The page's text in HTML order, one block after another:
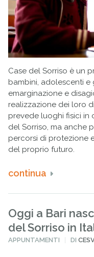
Case del Sorriso è un
bambini, adolescenti e
emarginazione e
realizzazione dei loro
prevede luoghi fisici in
del Sorriso, ma anche
percorsi di protezione
del proprio futuro.
continua
Oggi a Bari
del Sorriso in
PUBBLICATO
APPUNTAMENTI DI